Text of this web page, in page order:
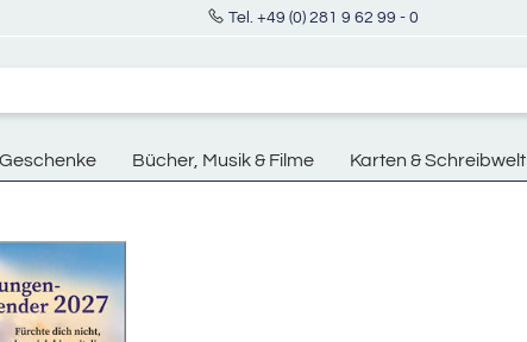
Tel. +49 (0) 281 9 62 99 - 0
Geschenke Bücher, Musik & Filme Karten & Schreibwelt